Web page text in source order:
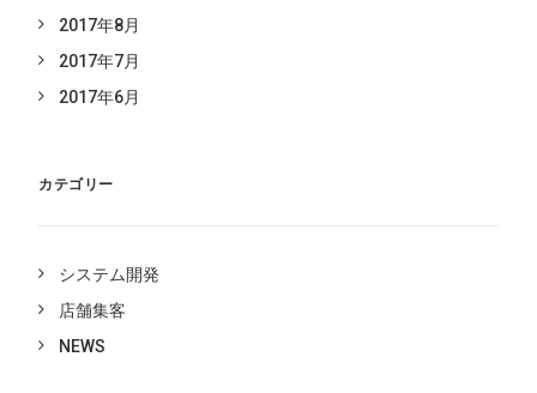
2017年8月
2017年7月
2017年6月
カテゴリー
システム開発
店舗集客
NEWS